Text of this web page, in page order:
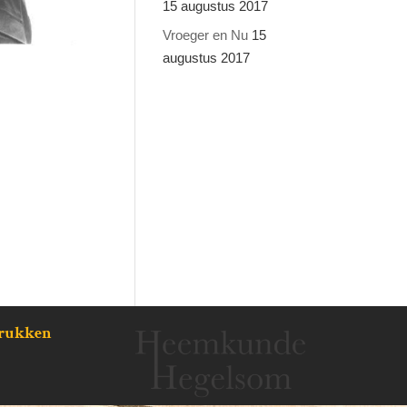
15 augustus 2017
Vroeger en Nu 15
augustus 2017